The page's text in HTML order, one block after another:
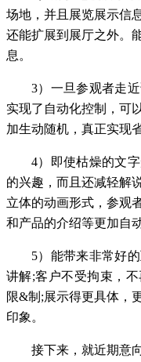
场地，并且展览展示信
还能扩展到展厅之外。
息。
3）一旦参观者走
实现了自动化控制，可
加生动随机，真正实现
4）即使枯燥的文
的兴趣，而且还减轻解
立体的动画形式，参观
和产品的介绍等更加自动
5）能带来非常好
讲解;客户不受拘束，
限&制;展示得更具体，
印象。
接下来，就近期意